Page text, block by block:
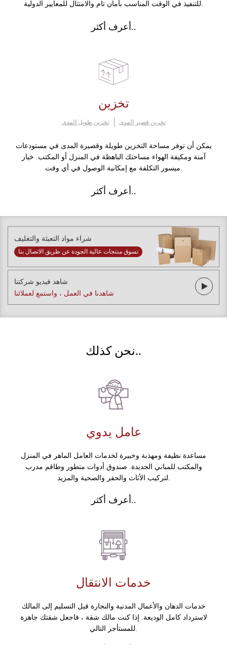
أعرف أكثر..
تخزين
تخزين طويل المدى تخزين قصير المدى
يمكن أن توفر مساحة التخزين طويلة وقصيرة المدى في مستودعات
آمنة ومكيفة الهواء مساحتك الباهظة في المنزل أو المكتب. خيار
أعرف أكثر..
شراء مواد التعبئة والتغليف
تسوق منتجات عالية الجودة عن طريق الاتصال بنا
شاهد فيديو شركتنا
شاهدنا في العمل ، واستمع لعملائنا
نحن كذلك..
عامل يدوي
مساعدة نظيفة ومهذبة وخبيرة لخدمات العامل الماهر في المنزل
والمكتب للمباني الجديدة. صندوق أدوات متطور وطاقم مدرب
لتركيب الأثاث والحفر والصحية والمزيد.
أعرف أكثر..
خدمات الانتقال
خدمات الدهان والأعمال المدنية والنجارة قبل التسليم إلى المالك
لاسترداد كامل الوديعة. إذا كنت مالك شقة ، فاجعل شقتك جاهزة
للمستأجر التالي.